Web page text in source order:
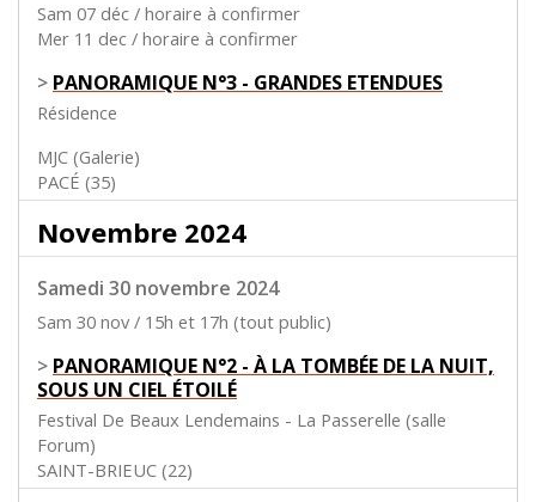
Sam 07 déc / horaire à confirmer
Mer 11 dec / horaire à confirmer
> PANORAMIQUE N°3 - GRANDES ETENDUES
Résidence
MJC (Galerie)
PACÉ (35)
Novembre 2024
Samedi 30 novembre 2024
Sam 30 nov / 15h et 17h (tout public)
> PANORAMIQUE N°2 - À LA TOMBÉE DE LA NUIT,
SOUS UN CIEL ÉTOILÉ
Festival De Beaux Lendemains - La Passerelle (salle
Forum)
SAINT-BRIEUC (22)